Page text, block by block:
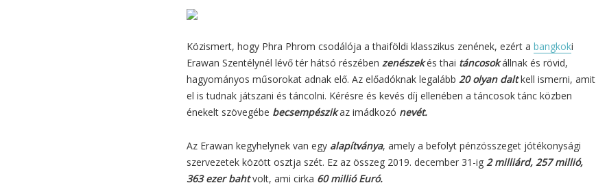
Közismert, hogy Phra Phrom csodálója a thaiföldi klasszikus zenének, ezért a bangkoki
Erawan Szentélynél lévő tér hátsó részében zenészekés thai táncosokállnak és rövid,
hagyományos műsorokat adnak elő. Az előadóknak legalább 20 olyan daltkell ismerni, amit
el is tudnak játszani és táncolni. Kérésre és kevés díj ellenében a táncosok tánc közben
énekelt szövegébe becsempészikaz imádkozó nevét.
Az Erawan kegyhelynek van egy alapítványa, amely a befolyt pénzösszeget jótékonysági
szervezetek között osztja szét. Ez az összeg 2019. december 31-ig 2 milliárd, 257 millió,
363 ezer bahtvolt, ami cirka 60 millió Euró.